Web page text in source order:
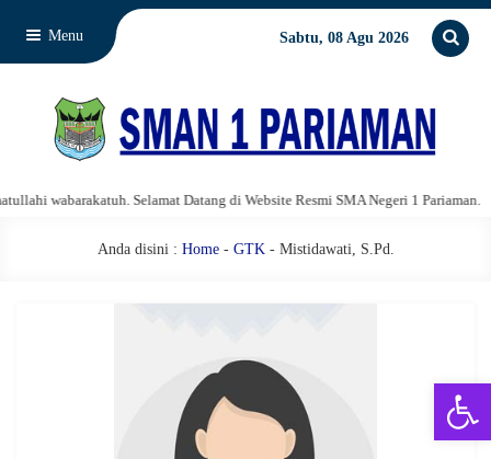
Menu Sabtu, 08 Agu 2026
wabarakatuh. Selamat Datang di Website Resmi SMA Negeri 1 Pariaman.
Anda disini : Home- GTK- Mistidawati, S.Pd.